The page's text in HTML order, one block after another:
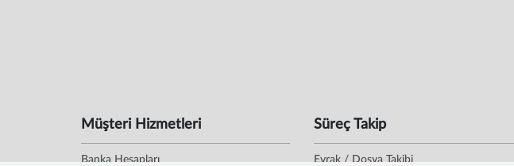
Müşteri Hizmetleri
Banka Hesapları
Süreç Takip
Evrak / Dosya Takibi